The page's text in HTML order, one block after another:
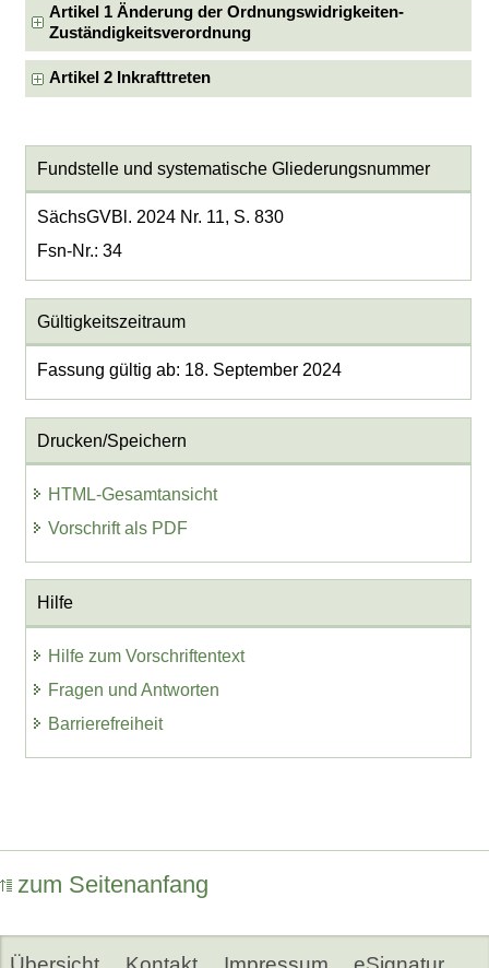
Artikel 1 Änderung der Ordnungswidrigkeiten-
Zuständigkeitsverordnung
Artikel 2 Inkrafttreten
Fundstelle und systematische Gliederungsnummer
SächsGVBl. 2024 Nr. 11, S. 830
Fsn-Nr.: 34
Gültigkeitszeitraum
Fassung gültig ab: 18. September 2024
Drucken/Speichern
HTML-Gesamtansicht
Vorschrift als PDF
Hilfe
Hilfe zum Vorschriftentext
Fragen und Antworten
Barrierefreiheit
zum Seitenanfang